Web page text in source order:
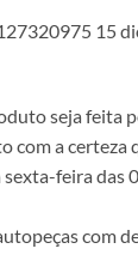
15
seja feita
com a
feira das
com